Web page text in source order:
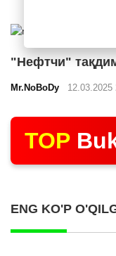
"Нефтчи"
Mr.NoBoDy 12.03.2025
TOP
ENG KO'P